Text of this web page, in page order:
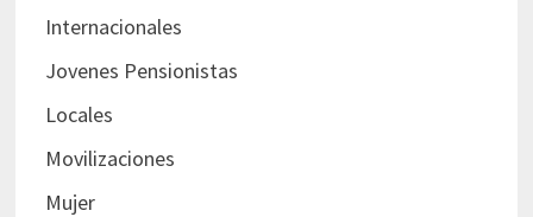
Internacionales
Jovenes Pensionistas
Locales
Movilizaciones
Mujer